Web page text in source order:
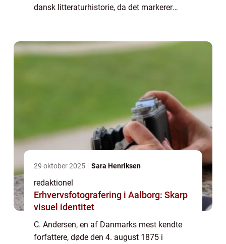
dansk litteraturhistorie, da det markerer
29 oktober 2025 Sara Henriksen
redaktionel
Erhvervsfotografering i Aalborg: Skarp
visuel identitet
C. Andersen, en af Danmarks mest kendte
forfattere, døde den 4. august 1875 i